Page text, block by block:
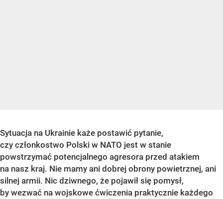
Sytuacja na Ukrainie każe postawić pytanie,
czy członkostwo Polski w NATO jest w stanie
powstrzymać potencjalnego agresora przed atakiem
na nasz kraj. Nie mamy ani dobrej obrony powietrznej, ani
silnej armii. Nic dziwnego, że pojawił się pomysł,
by wezwać na wojskowe ćwiczenia praktycznie każdego